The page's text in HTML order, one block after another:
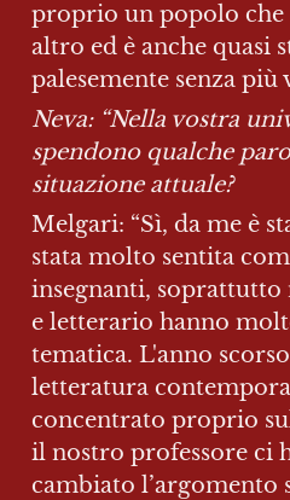
proprio un popolo che
altro ed è anche quasi
palesemente senza più
Neva: “Nella vostra
spendono qualche
situazione attuale?
Melgari: “Sì, da me è
stata molto sentita
insegnanti,
e letterario hanno
tematica. L'anno
letteratura
concentrato proprio
il nostro professore ci
cambiato l’argomento